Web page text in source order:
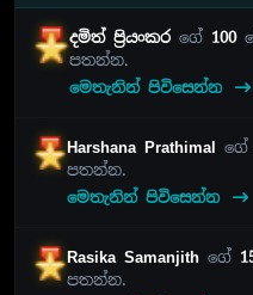
දමිත් ප්‍රියංකරගේ 100
පතන්න.
මෙතැනින් පිවිසෙන්න
Harshana Prathimal ගේ
පතන්න.
මෙතැනින් පිවිසෙන්න
Rasika Samanjithගේ
පතන්න.